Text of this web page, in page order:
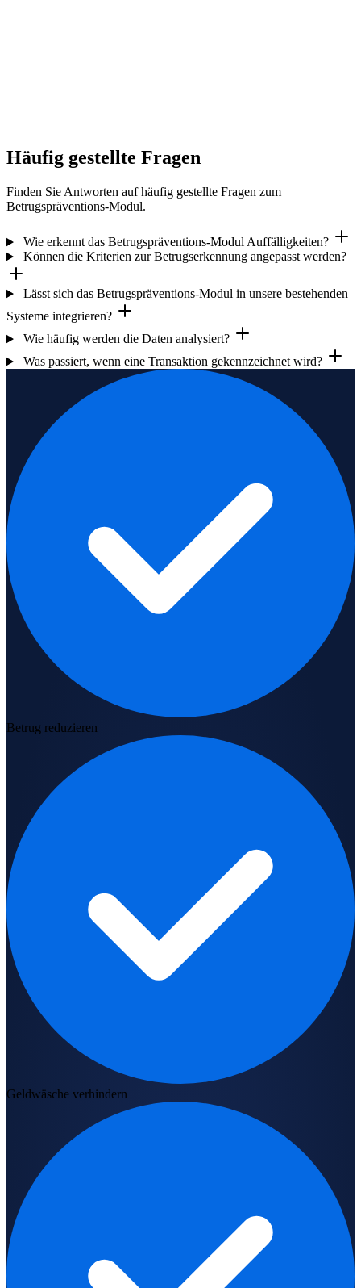
Häufig gestellte Fragen
Finden Sie Antworten auf häufig gestellte Fragen zum
Betrugspräventions-Modul.
Wie erkennt das Betrugspräventions-Modul Auffälligkeiten?
Können die Kriterien zur Betrugserkennung angepasst werden?
Lässt sich das Betrugspräventions-Modul in unsere bestehenden
Systeme integrieren?
Wie häufig werden die Daten analysiert?
Was passiert, wenn eine Transaktion gekennzeichnet wird?
Betrug reduzieren
Geldwäsche verhindern